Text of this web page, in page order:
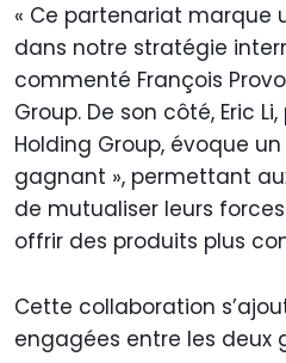
« Ce partenariat marque
dans notre stratégie
commenté François
Group. De son côté, Eric
Holding Group, évoque
gagnant », permettant
de mutualiser leurs
offrir des produits plus
Cette collaboration
engagées entre les deux